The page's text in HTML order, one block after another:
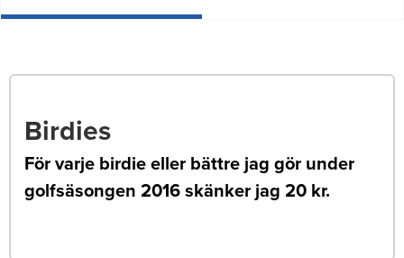
Birdies
För varje birdie eller bättre jag gör under
golfsäsongen 2016 skänker jag 20 kr.